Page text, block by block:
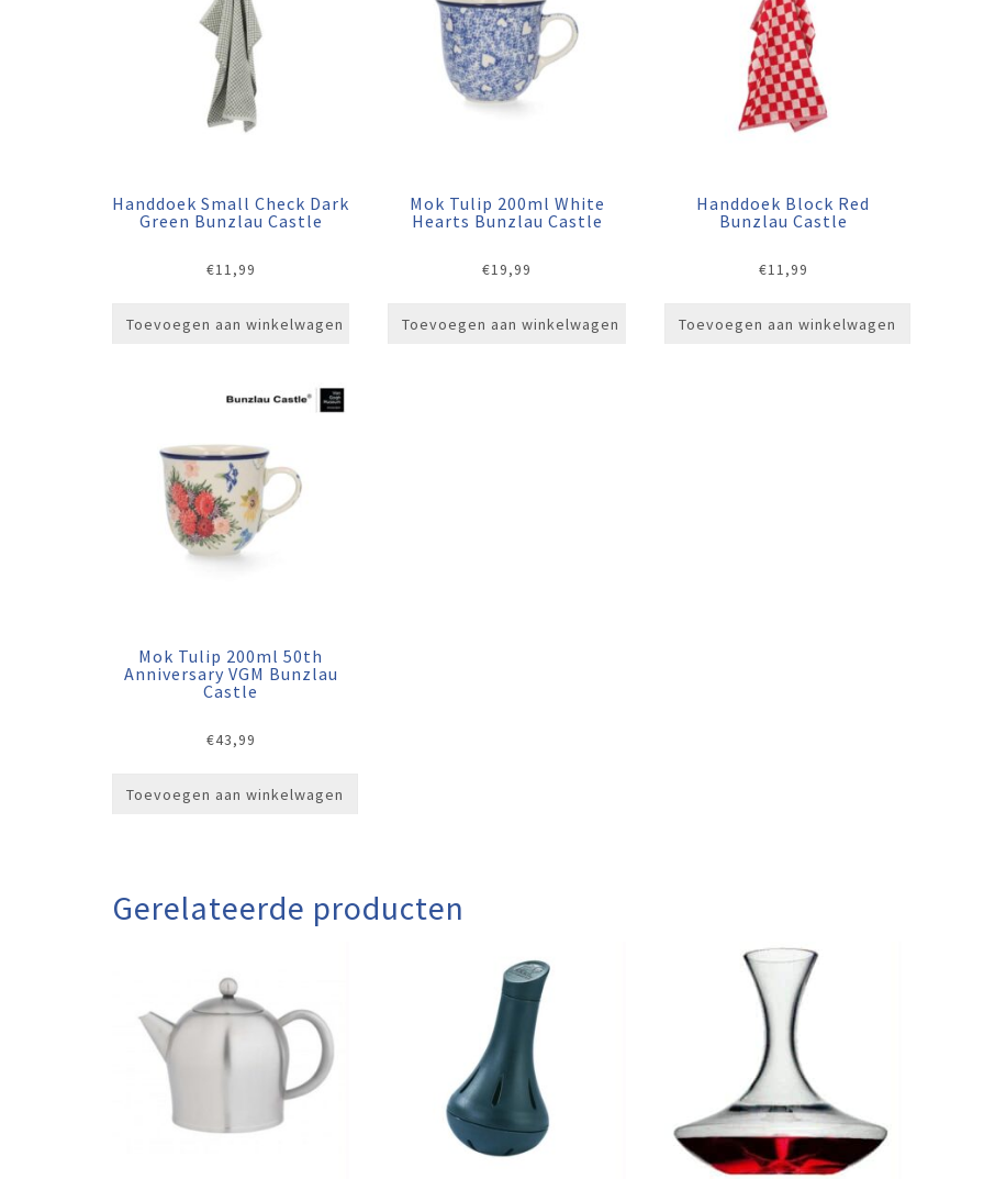
Handdoek Small Check Dark
Green Bunzlau Castle
€11,99
Toevoegen aan winkelwagen
Mok Tulip 200ml White
Hearts Bunzlau Castle
€19,99
Toevoegen aan winkelwagen
Handdoek Block Red
Bunzlau Castle
€11,99
Toevoegen aan winkelwagen
Mok Tulip 200ml 50th
Anniversary VGM Bunzlau
Castle
€43,99
Toevoegen aan winkelwagen
Gerelateerde producten